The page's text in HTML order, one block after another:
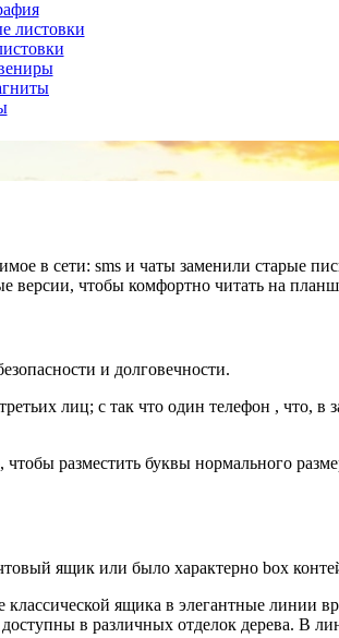
листовки
в сети: sms и чаты заменили старые
чтобы комфортно читать на
и долговечности.
лиц; с так что один телефон , что, в
разместить буквы нормального
ящик или было характерно box
ящика в элегантные линии
в различных отделок дерева. В